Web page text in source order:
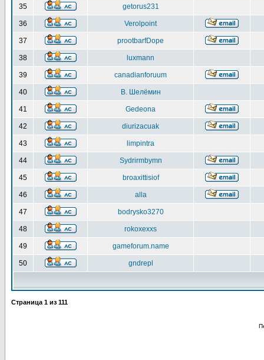
35 getorus231
36 Verolpoint
37 prootbarfDope
38 luxmann
39 canadianforuum
40 В. Шелёмин
41 Gedeona
42 diurizacuak
43 limpintra
44 Sydrirmbymn
45 broaxittisiof
46 alla
47 bodrysko3270
48 rokoxexxs
49 gameforum.name
50 gndrepl
Страница 1 из 111